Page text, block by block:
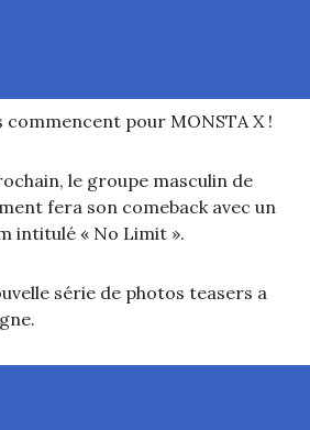
pour MONSTA X !
le groupe masculin de
fera son comeback avec un
intitulé « No Limit ».
série de photos teasers a